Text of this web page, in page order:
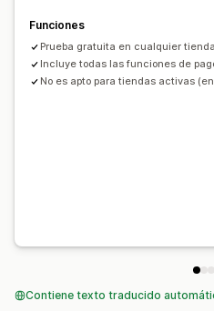
Múltiples monedas
Funciones
Prueba gratuita en cualquier
Incluye todas las funciones de
No es apto para tiendas activas
Contiene texto traducido